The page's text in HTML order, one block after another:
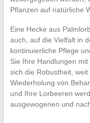
Pflanzen auf natürliche
Eine Hecke aus
auch, auf die Vielfalt in
kontinuierliche Pflege
Sie Ihre Handlungen
sich die Robustheit,
Wiederholung von
und Ihre Lorbeeren
ausgewogenen und